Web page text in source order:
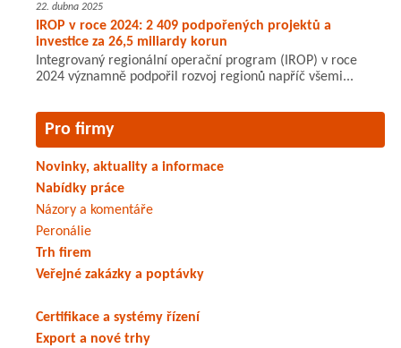
22. dubna 2025
IROP v roce 2024: 2 409 podpořených projektů a
investice za 26,5 miliardy korun
Integrovaný regionální operační program (IROP) v roce
2024 významně podpořil rozvoj regionů napříč všemi...
Pro firmy
Novinky, aktuality a informace
Nabídky práce
Názory a komentáře
Peronálie
Trh firem
Veřejné zakázky a poptávky
Certifikace a systémy řízení
Export a nové trhy